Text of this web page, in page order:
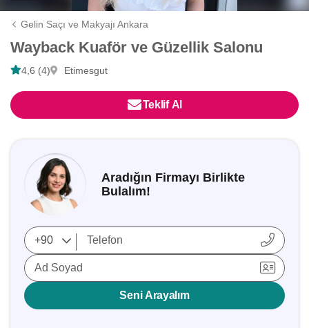
Gelin Saçı ve Makyajı Ankara
Wayback Kuaför ve Güzellik Salonu
4,6 (4) Etimesgut
Teklif Al
Aradığın Firmayı Birlikte
Bulalım!
Ad Soyad
Seni Arayalım